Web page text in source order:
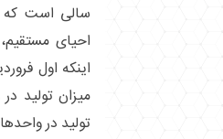
سالی است که
احیای
تولید در واحد‌های احیای